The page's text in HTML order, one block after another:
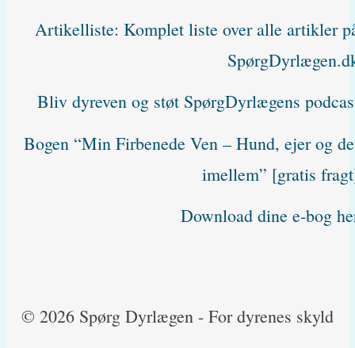
Artikelliste: Komplet liste over alle artikler
Bliv dyreven og støt SpørgDyrlægens
Bogen “Min Firbenede Ven – Hund, ejer og
imellem” [gratis
Download dine e-bog
© 2026 Spørg Dyrlægen - For dyrenes skyld